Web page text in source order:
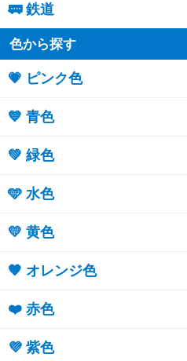
🚃 鉄道
色から探す
💗 ピンク色
💙 青色
💚 緑色
🩵 水色
💛 黄色
🧡 オレンジ色
❤️ 赤色
💜 紫色